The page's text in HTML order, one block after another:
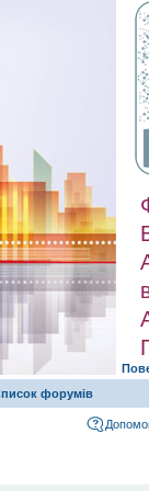
форумів